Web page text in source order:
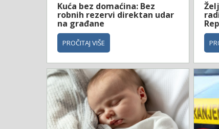
Kuća bez domaćina: Bez
robnih rezervi direktan udar
na građane
PROČITAJ VIŠE